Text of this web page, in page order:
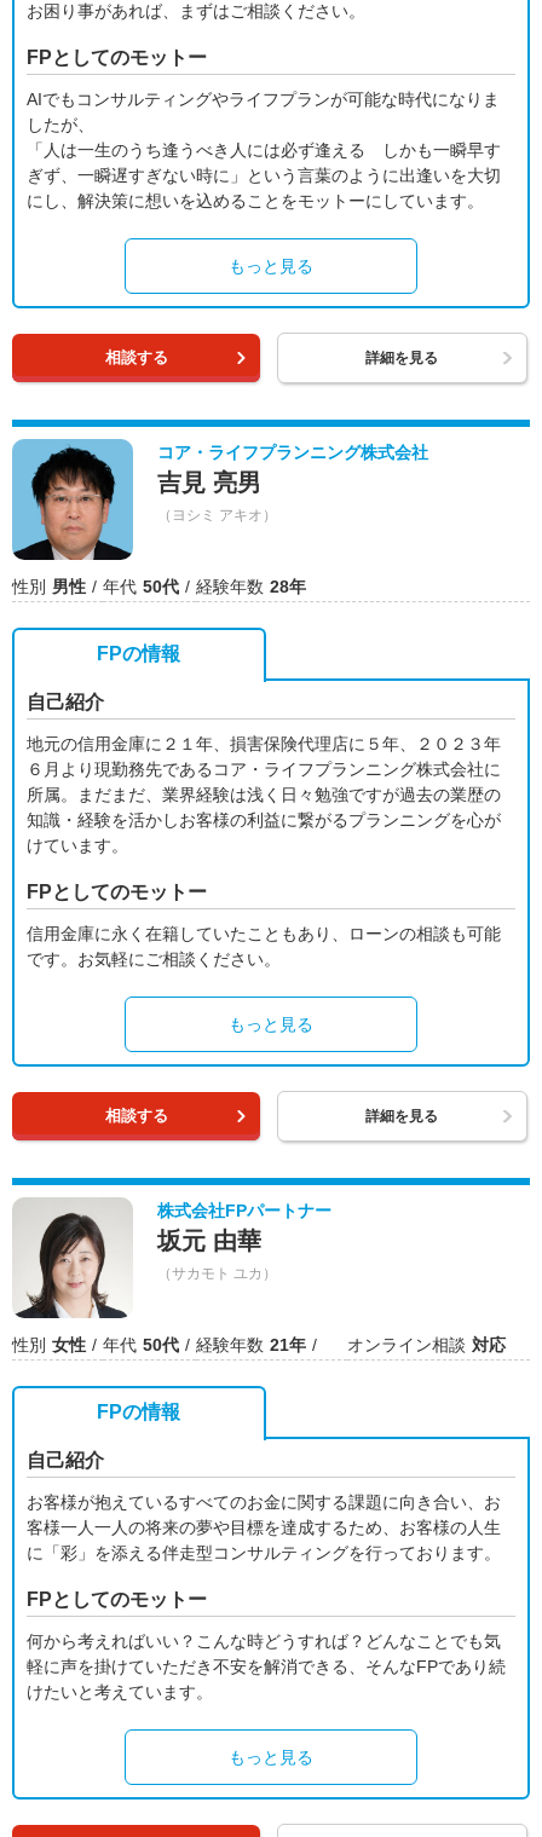
お困り事があれば、まずはご相談ください。
FPとしてのモットー
AIでもコンサルティングやライフプランが可能な時代になりま
したが、
「人は一生のうち逢うべき人には必ず逢える しかも一瞬早す
ぎず、一瞬遅すぎない時に」という言葉のように出逢いを大切
にし、解決策に想いを込めることをモットーにしています。
もっと見る
相談する 詳細を見る
コア・ライフプランニング株式会社
吉見 亮男
（ヨシミ アキオ）
性別 男性 年代 50代 経験年数 28年
FPの情報
自己紹介
地元の信用金庫に２１年、損害保険代理店に５年、２０２３年
６月より現勤務先であるコア・ライフプランニング株式会社に
所属。まだまだ、業界経験は浅く日々勉強ですが過去の業歴の
知識・経験を活かしお客様の利益に繋がるプランニングを心が
けています。
FPとしてのモットー
信用金庫に永く在籍していたこともあり、ローンの相談も可能
です。お気軽にご相談ください。
もっと見る
相談する 詳細を見る
株式会社FPパートナー
坂元 由華
（サカモト ユカ）
性別 女性 年代 50代 経験年数 21年 オンライン相談 対応
FPの情報
自己紹介
お客様が抱えているすべてのお金に関する課題に向き合い、お
客様一人一人の将来の夢や目標を達成するため、お客様の人生
に「彩」を添える伴走型コンサルティングを行っております。
FPとしてのモットー
何から考えればいい？こんな時どうすれば？どんなことでも気
軽に声を掛けていただき不安を解消できる、そんなFPであり続
けたいと考えています。
もっと見る